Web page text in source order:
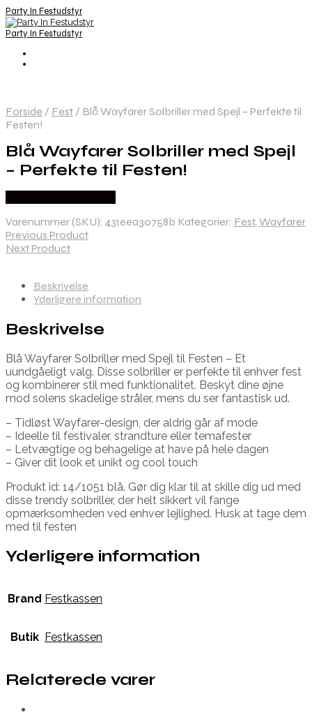
Party In Festudstyr
Party In Festudstyr
Forside / Fest / Blå Wayfarer Solbriller med Spejl – Perfekte til
Festen!
Blå Wayfarer Solbriller med Spejl
– Perfekte til Festen!
Varenummer (SKU): 431eea30758b Kategorier: Fest, Wayfarer
Previous Product
Next Product
Beskrivelse
Yderligere information
Beskrivelse
Blå Wayfarer Solbriller med Spejl til Festen – Et
uundgåeligt valg. Disse solbriller er perfekte til enhver fest
og kombinerer stil med funktionalitet. Beskyt dine øjne
mod solens skadelige stråler, mens du ser fantastisk ud.
– Tidløst Wayfarer-design, der aldrig går af mode
– Ideelle til festivaler, strandture eller temafester
– Letvægtige og behagelige at have på hele dagen
– Giver dit look et unikt og cool touch
Produkt id: 14/1051 blå. Gør dig klar til at skille dig ud med
disse trendy solbriller, der helt sikkert vil fange
opmærksomheden ved enhver lejlighed. Husk at tage dem
med til festen
Yderligere information
Brand Festkassen
Butik Festkassen
Relaterede varer